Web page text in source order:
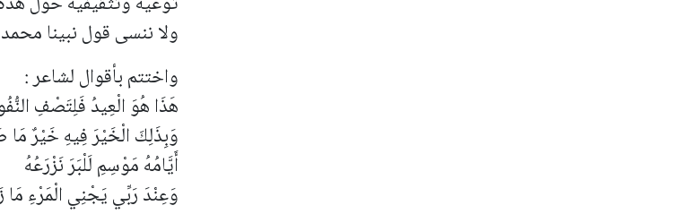
ولا ننسى قول نبينا
واختتم بأقوال لشاعر :
هَذَا هُوَ الْعِيدُ فَلِتَصْفِ
وَبِذَلِكَ الْخَيْرَ فِيهِ خَيْرٌ مَا
أَيَّامُهُ مَوْسِمِ لَلْبَرَ نَزْرَعُهُ
وَعِنْدَ رَبِّي يَجْنِي الْمَرْءِ مَا